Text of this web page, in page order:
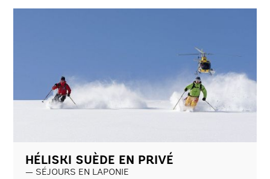
HÉLISKI SUÈDE EN PRIVÉ
SÉJOURS EN LAPONIE